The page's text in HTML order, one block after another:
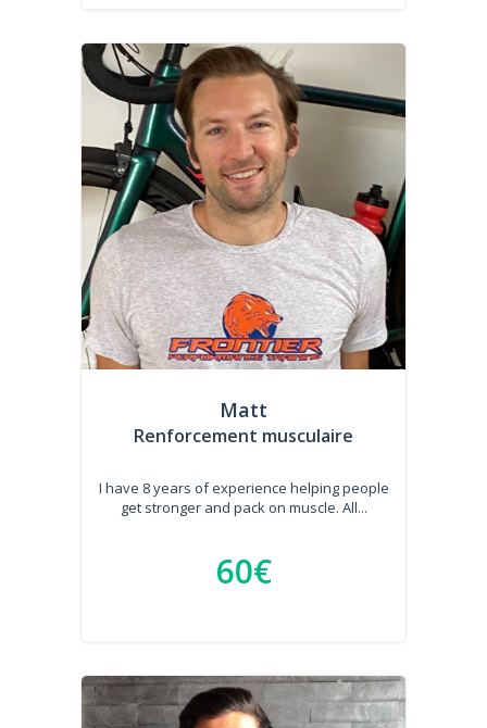
Matt
Renforcement musculaire
I have 8 years of experience helping people
get stronger and pack on muscle. All...
60€